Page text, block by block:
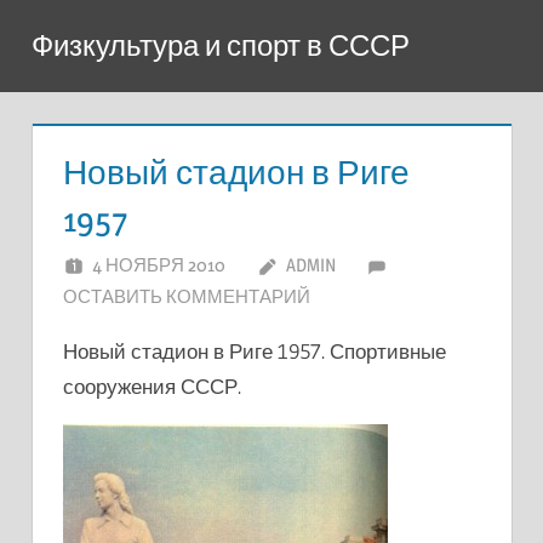
содержимому
Физкультура и спорт в СССР
Новый стадион в Риге
1957
4 НОЯБРЯ 2010
ADMIN
ОСТАВИТЬ КОММЕНТАРИЙ
Новый стадион в Риге 1957. Спортивные
сооружения СССР.